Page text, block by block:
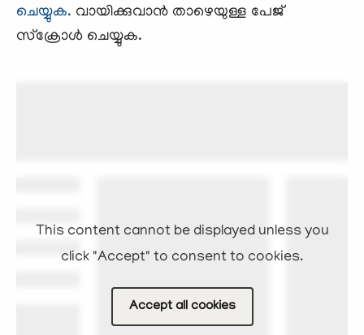
ചെയ്യുക. വായിക്കുവാന്‍ താഴെയുള്ള പേജ്
സ്ക്രോള്‍ ചെയ്യുക.
This content cannot be displayed unless you
click "Accept" to consent to cookies.
Accept all cookies